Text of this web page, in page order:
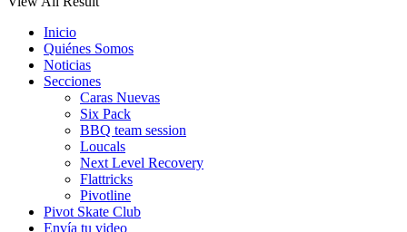
Inicio
Quiénes Somos
Noticias
Secciones
Caras Nuevas
Six Pack
BBQ team session
Loucals
Next Level Recovery
Flattricks
Pivotline
Pivot Skate Club
Envía tu video